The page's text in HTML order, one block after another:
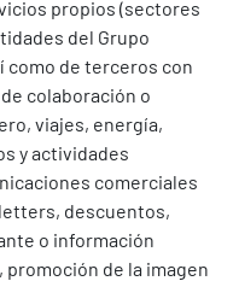
propios (sectores
del Grupo
como de terceros con
colaboración o
viajes, energía,
y actividades
comerciales
descuentos,
o información
de la imagen